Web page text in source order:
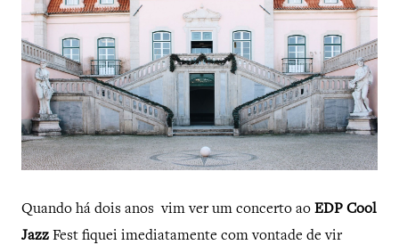
Quando há dois anos vim ver um concerto ao EDP Cool
Jazz Fest fiquei imediatamente com vontade de vir